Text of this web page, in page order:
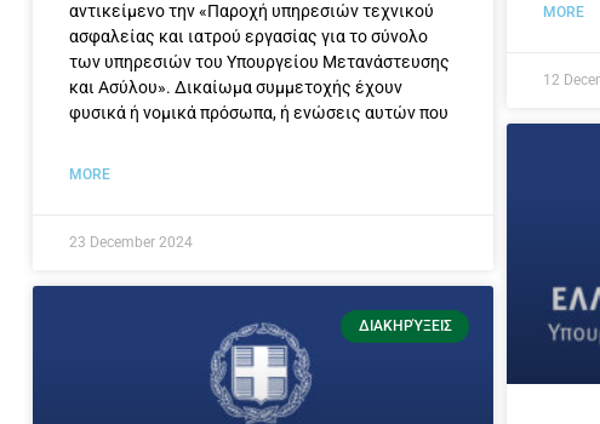
αντικείμενο την «Παροχή υπηρεσιών τεχνικού
ασφαλείας και ιατρού εργασίας για το σύνολο
των υπηρεσιών του Υπουργείου Μετανάστευσης
και Ασύλου». Δικαίωμα συμμετοχής έχουν
φυσικά ή νομικά πρόσωπα, ή ενώσεις αυτών που
MORE
23 December 2024
MORE
12
ΔΙΑΚΗΡΎΞΕΙΣ